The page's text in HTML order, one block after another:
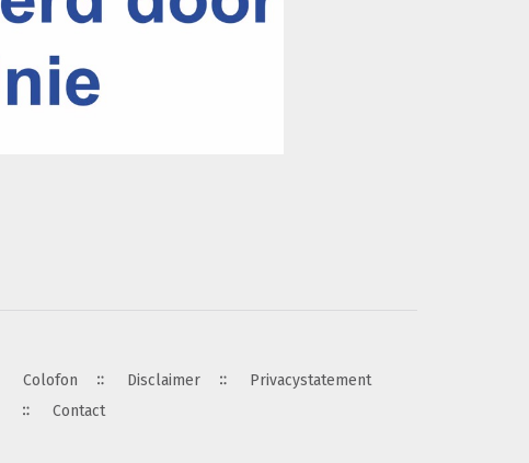
Colofon Disclaimer
Privacystatement
Contact